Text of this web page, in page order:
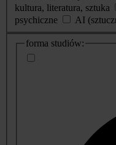
kultura, literatura, sztuka
psychiczne
AI
dodatkowe
informacje
forma studiów: